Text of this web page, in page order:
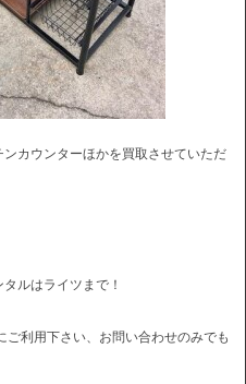
カウンターほかを買取させていただ
ルはライツまで！
利用下さい、お問い合わせのみでも